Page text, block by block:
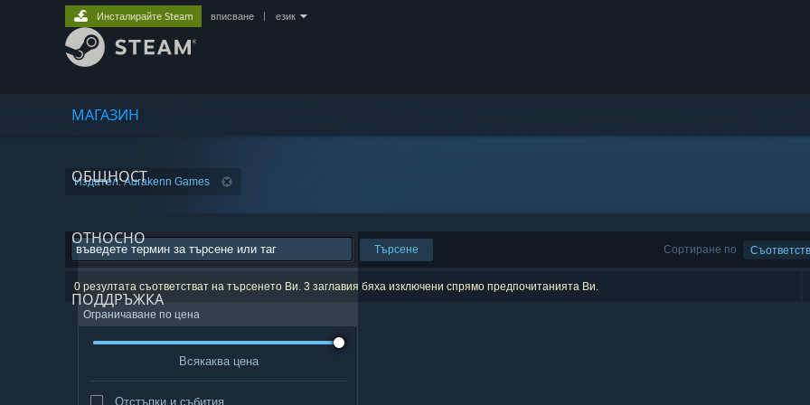
МАГАЗИН
ОБЩНОСТ
ОТНОСНО
ПОДДРЪЖКА
Инсталирайте Steam вписване език
Издател: Aurakenn Games
Сортиране по
Търсене
0 резултата съответстват на търсенето Ви. 3 заглавия бяха изключени спрямо предпочитанията Ви.
Ограничаване по цена
Всякаква цена
Отстъпки и събития